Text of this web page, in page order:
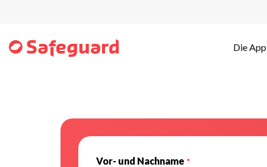
Die App
Vor- und Nachname *